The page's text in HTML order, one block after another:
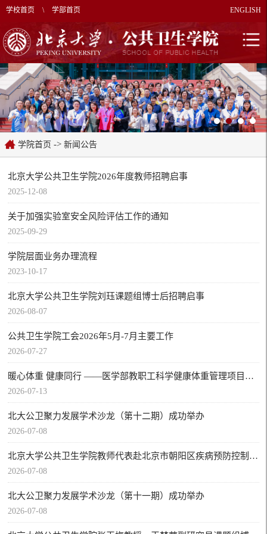
学校首页 \ 学部首页 ENGLISH
学院首页 -> 新闻公告
北京大学公共卫生学院2026年度教师招聘启事
2025-12-08
关于加强实验室安全风险评估工作的通知
2025-09-29
学院层面业务办理流程
2023-10-17
北京大学公共卫生学院刘珏课题组博士后招聘启事
2026-08-07
公共卫生学院工会2026年5月-7月主要工作
2026-07-27
暖心体重 健康同行 ——医学部教职工科学健康体重管理项目启动纪实
2026-07-13
北大公卫聚力发展学术沙龙（第十二期）成功举办
2026-07-08
北京大学公共卫生学院教师代表赴北京市朝阳区疾病预防控制中心开展科研交流活动
2026-07-08
北大公卫聚力发展学术沙龙（第十一期）成功举办
2026-07-08